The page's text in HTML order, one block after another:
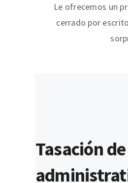
Le ofrecemos un
cerrado por
Tasación